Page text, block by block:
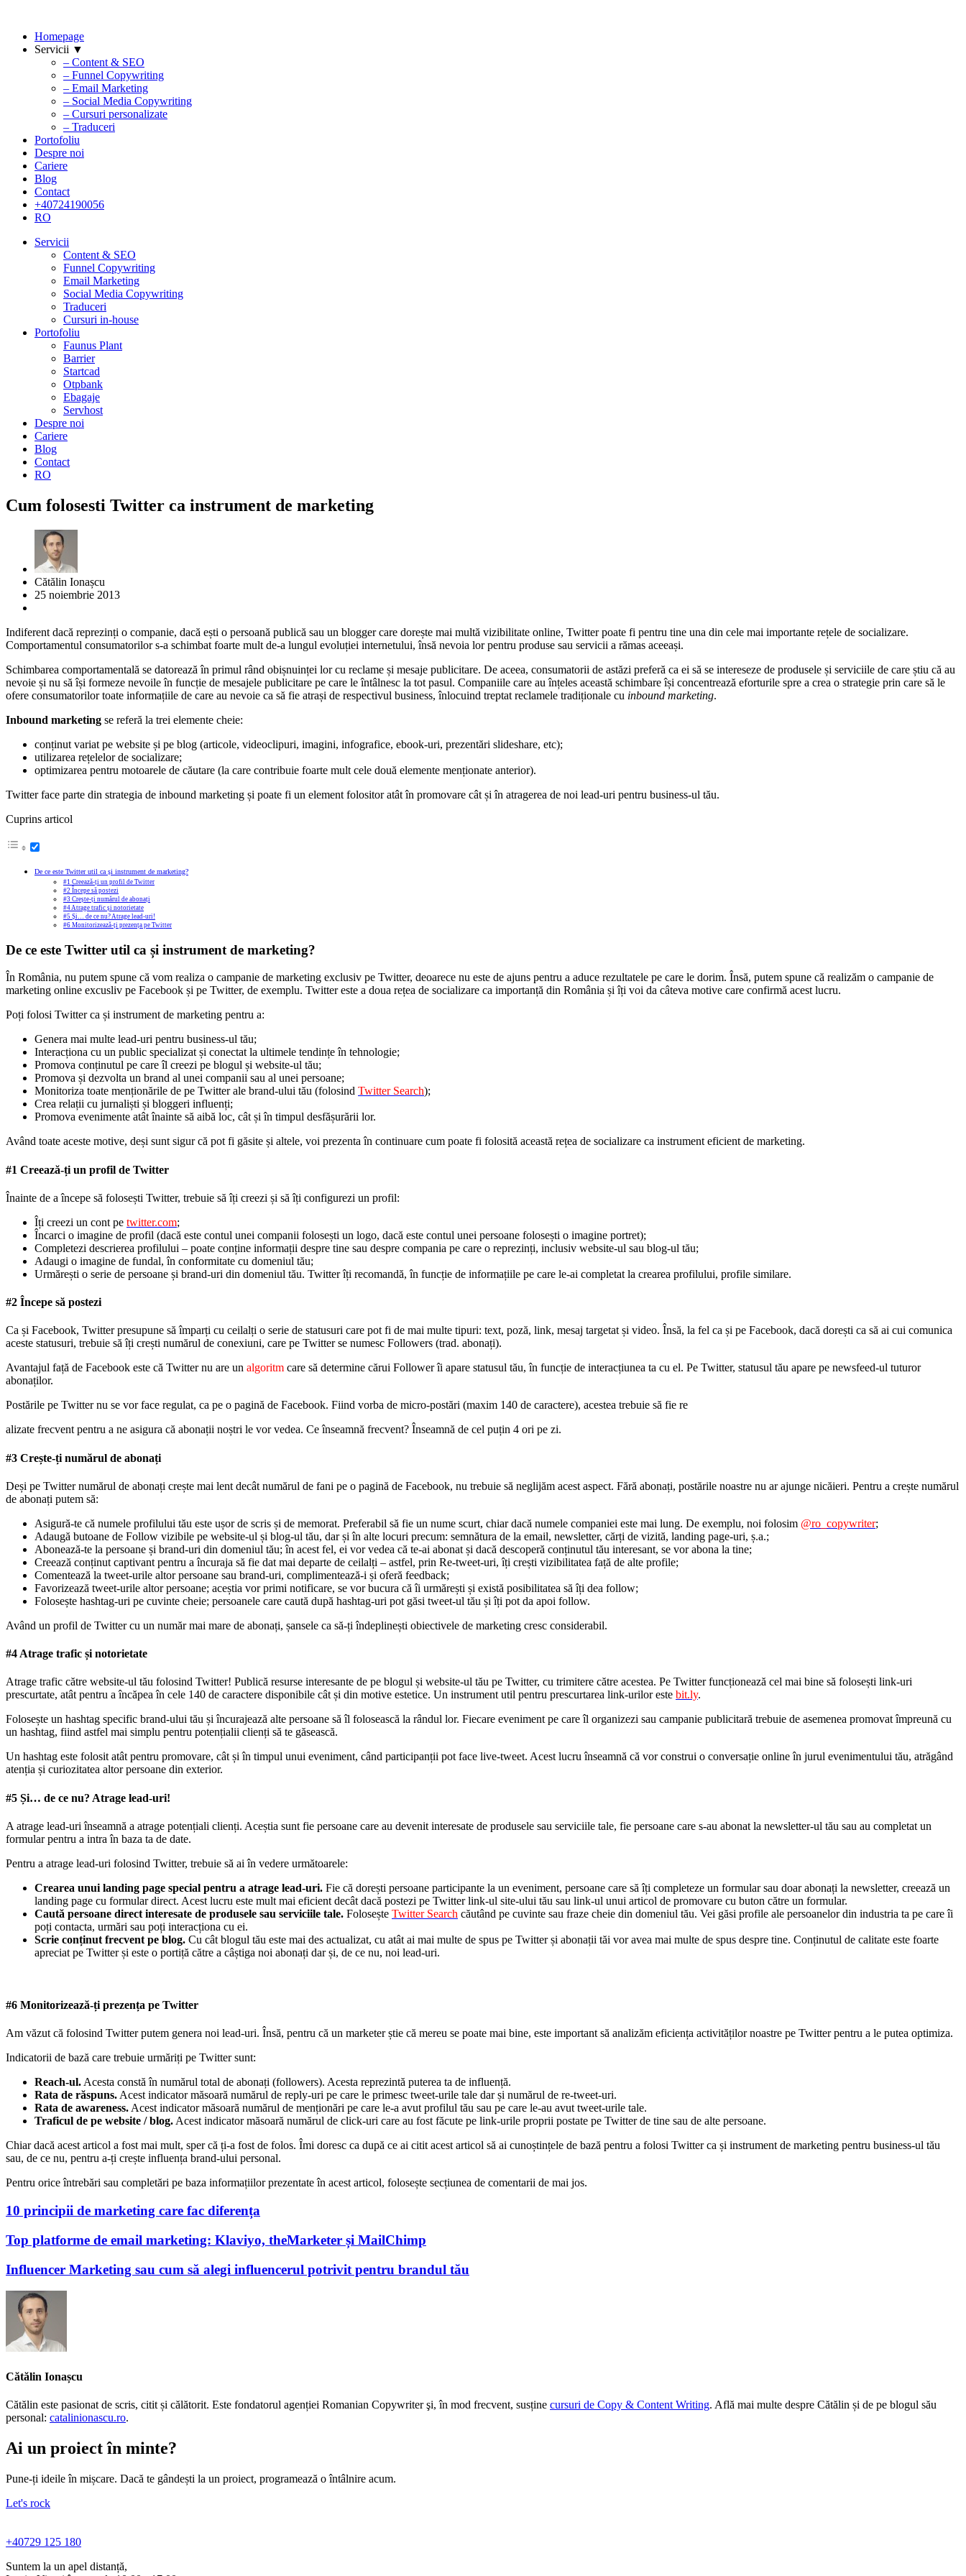
Homepage
Servicii ▼
– Content & SEO
– Funnel Copywriting
– Email Marketing
– Social Media Copywriting
– Cursuri personalizate
– Traduceri
Portofoliu
Despre noi
Cariere
Blog
Contact
+40724190056
RO
Servicii
Content & SEO
Funnel Copywriting
Email Marketing
Social Media Copywriting
Traduceri
Cursuri in-house
Portofoliu
Faunus Plant
Barrier
Startcad
Otpbank
Ebagaje
Servhost
Despre noi
Cariere
Blog
Contact
RO
Cum folosesti Twitter ca instrument de marketing
Cătălin Ionașcu
25 noiembrie 2013
Indiferent dacă reprezinți o companie, dacă ești o persoană publică sau un blogger care dorește mai multă vizibilitate online, Twitter poate fi pentru tine una din cele mai importante rețele de socializare.
Comportamentul consumatorilor s-a schimbat foarte mult de-a lungul evoluției internetului, însă nevoia lor pentru produse sau servicii a rămas aceeași.
Schimbarea comportamentală se datorează în primul rând obișnuinței lor cu reclame și mesaje publicitare. De aceea, consumatorii de astăzi preferă ca ei să se intereseze de produsele și serviciile de care știu că au
nevoie și nu să își formeze nevoile în funcție de mesajele publicitare pe care le întâlnesc la tot pasul. Companiile care au înțeles această schimbare își concentrează eforturile spre a crea o strategie prin care să le
ofere consumatorilor toate informațiile de care au nevoie ca să fie atrași de respectivul business, înlocuind treptat reclamele tradiționale cu inbound marketing.
Inbound marketing se referă la trei elemente cheie:
conținut variat pe website și pe blog (articole, videoclipuri, imagini, infografice, ebook-uri, prezentări slideshare, etc);
utilizarea rețelelor de socializare;
optimizarea pentru motoarele de căutare (la care contribuie foarte mult cele două elemente menționate anterior).
Twitter face parte din strategia de inbound marketing și poate fi un element folositor atât în promovare cât și în atragerea de noi lead-uri pentru business-ul tău.
Cuprins articol
De ce este Twitter util ca și instrument de marketing?
#1 Creează-ți un profil de Twitter
#2 Începe să postezi
#3 Crește-ți numărul de abonați
#4 Atrage trafic și notorietate
#5 Și… de ce nu? Atrage lead-uri!
#6 Monitorizează-ți prezența pe Twitter
De ce este Twitter util ca și instrument de marketing?
În România, nu putem spune că vom realiza o campanie de marketing exclusiv pe Twitter, deoarece nu este de ajuns pentru a aduce rezultatele pe care le dorim. Însă, putem spune că realizăm o campanie de
marketing online excusliv pe Facebook și pe Twitter, de exemplu. Twitter este a doua rețea de socializare ca importanță din România și îți voi da câteva motive care confirmă acest lucru.
Poți folosi Twitter ca și instrument de marketing pentru a:
Genera mai multe lead-uri pentru business-ul tău;
Interacționa cu un public specializat și conectat la ultimele tendințe în tehnologie;
Promova conținutul pe care îl creezi pe blogul și website-ul tău;
Promova și dezvolta un brand al unei companii sau al unei persoane;
Monitoriza toate menționările de pe Twitter ale brand-ului tău (folosind Twitter Search);
Crea relații cu jurnaliști și bloggeri influenți;
Promova evenimente atât înainte să aibă loc, cât și în timpul desfășurării lor.
Având toate aceste motive, deși sunt sigur că pot fi găsite și altele, voi prezenta în continuare cum poate fi folosită această rețea de socializare ca instrument eficient de marketing.
#1 Creează-ți un profil de Twitter
Înainte de a începe să folosești Twitter, trebuie să îți creezi și să îți configurezi un profil:
Îți creezi un cont pe twitter.com;
Încarci o imagine de profil (dacă este contul unei companii folosești un logo, dacă este contul unei persoane folosești o imagine portret);
Completezi descrierea profilului – poate conține informații despre tine sau despre compania pe care o reprezinți, inclusiv website-ul sau blog-ul tău;
Adaugi o imagine de fundal, în conformitate cu domeniul tău;
Urmărești o serie de persoane și brand-uri din domeniul tău. Twitter îți recomandă, în funcție de informațiile pe care le-ai completat la crearea profilului, profile similare.
#2 Începe să postezi
Ca și Facebook, Twitter presupune să împarți cu ceilalți o serie de statusuri care pot fi de mai multe tipuri: text, poză, link, mesaj targetat și video. Însă, la fel ca și pe Facebook, dacă dorești ca să ai cui comunica
aceste statusuri, trebuie să îți crești numărul de conexiuni, care pe Twitter se numesc Followers (trad. abonați).
Avantajul față de Facebook este că Twitter nu are un algoritm care să determine cărui Follower îi apare statusul tău, în funcție de interacțiunea ta cu el. Pe Twitter, statusul tău apare pe newsfeed-ul tuturor
abonaților.
Postările pe Twitter nu se vor face regulat, ca pe o pagină de Facebook. Fiind vorba de micro-postări (maxim 140 de caractere), acestea trebuie să fie re
alizate frecvent pentru a ne asigura că abonații noștri le vor vedea. Ce înseamnă frecvent? Înseamnă de cel puțin 4 ori pe zi.
#3 Crește-ți numărul de abonați
Deși pe Twitter numărul de abonați crește mai lent decât numărul de fani pe o pagină de Facebook, nu trebuie să neglijăm acest aspect. Fără abonați, postările noastre nu ar ajunge nicăieri. Pentru a crește numărul
de abonați putem să:
Asigură-te că numele profilului tău este ușor de scris și de memorat. Preferabil să fie un nume scurt, chiar dacă numele companiei este mai lung. De exemplu, noi folosim @ro_copywriter;
Adaugă butoane de Follow vizibile pe website-ul și blog-ul tău, dar și în alte locuri precum: semnătura de la email, newsletter, cărți de vizită, landing page-uri, ș.a.;
Abonează-te la persoane și brand-uri din domeniul tău; în acest fel, ei vor vedea că te-ai abonat și dacă descoperă conținutul tău interesant, se vor abona la tine;
Creează conținut captivant pentru a încuraja să fie dat mai departe de ceilalți – astfel, prin Re-tweet-uri, îți crești vizibilitatea față de alte profile;
Comentează la tweet-urile altor persoane sau brand-uri, complimentează-i și oferă feedback;
Favorizează tweet-urile altor persoane; aceștia vor primi notificare, se vor bucura că îi urmărești și există posibilitatea să îți dea follow;
Folosește hashtag-uri pe cuvinte cheie; persoanele care caută după hashtag-uri pot găsi tweet-ul tău și îți pot da apoi follow.
Având un profil de Twitter cu un număr mai mare de abonați, șansele ca să-ți îndeplinești obiectivele de marketing cresc considerabil.
#4 Atrage trafic și notorietate
Atrage trafic către website-ul tău folosind Twitter! Publică resurse interesante de pe blogul și website-ul tău pe Twitter, cu trimitere către acestea. Pe Twitter funcționează cel mai bine să folosești link-uri
prescurtate, atât pentru a încăpea în cele 140 de caractere disponibile cât și din motive estetice. Un instrument util pentru prescurtarea link-urilor este bit.ly.
Folosește un hashtag specific brand-ului tău și încurajează alte persoane să îl folosească la rândul lor. Fiecare eveniment pe care îl organizezi sau campanie publicitară trebuie de asemenea promovat împreună cu
un hashtag, fiind astfel mai simplu pentru potențialii clienți să te găsească.
Un hashtag este folosit atât pentru promovare, cât și în timpul unui eveniment, când participanții pot face live-tweet. Acest lucru înseamnă că vor construi o conversație online în jurul evenimentului tău, atrăgând
atenția și curiozitatea altor persoane din exterior.
#5 Și… de ce nu? Atrage lead-uri!
A atrage lead-uri înseamnă a atrage potențiali clienți. Aceștia sunt fie persoane care au devenit interesate de produsele sau serviciile tale, fie persoane care s-au abonat la newsletter-ul tău sau au completat un
formular pentru a intra în baza ta de date.
Pentru a atrage lead-uri folosind Twitter, trebuie să ai în vedere următoarele:
Crearea unui landing page special pentru a atrage lead-uri. Fie că dorești persoane participante la un eveniment, persoane care să îți completeze un formular sau doar abonați la newsletter, creează un
landing page cu formular direct. Acest lucru este mult mai eficient decât dacă postezi pe Twitter link-ul site-ului tău sau link-ul unui articol de promovare cu buton către un formular.
Caută persoane direct interesate de produsele sau serviciile tale. Folosește Twitter Search căutând pe cuvinte sau fraze cheie din domeniul tău. Vei găsi profile ale persoanelor din industria ta pe care îi
poți contacta, urmări sau poți interacționa cu ei.
Scrie conținut frecvent pe blog. Cu cât blogul tău este mai des actualizat, cu atât ai mai multe de spus pe Twitter și abonații tăi vor avea mai multe de spus despre tine. Conținutul de calitate este foarte
apreciat pe Twitter și este o portiță către a câștiga noi abonați dar și, de ce nu, noi lead-uri.
#6 Monitorizează-ți prezența pe Twitter
Am văzut că folosind Twitter putem genera noi lead-uri. Însă, pentru că un marketer știe că mereu se poate mai bine, este important să analizăm eficiența activităților noastre pe Twitter pentru a le putea optimiza.
Indicatorii de bază care trebuie urmăriți pe Twitter sunt:
Reach-ul.Acesta constă în numărul total de abonați (followers). Acesta reprezintă puterea ta de influență.
Rata de răspuns.Acest indicator măsoară numărul de reply-uri pe care le primesc tweet-urile tale dar și numărul de re-tweet-uri.
Rata de awareness.Acest indicator măsoară numărul de menționări pe care le-a avut profilul tău sau pe care le-au avut tweet-urile tale.
Traficul de pe website / blog.Acest indicator măsoară numărul de click-uri care au fost făcute pe link-urile proprii postate pe Twitter de tine sau de alte persoane.
Chiar dacă acest articol a fost mai mult, sper că ți-a fost de folos. Îmi doresc ca după ce ai citit acest articol să ai cunoștințele de bază pentru a folosi Twitter ca și instrument de marketing pentru business-ul tău
sau, de ce nu, pentru a-ți crește influența brand-ului personal.
Pentru orice întrebări sau completări pe baza informațiilor prezentate în acest articol, folosește secțiunea de comentarii de mai jos.
10 principii de marketing care fac diferența
Top platforme de email marketing: Klaviyo, theMarketer și MailChimp
Influencer Marketing sau cum să alegi influencerul potrivit pentru brandul tău
Cătălin Ionașcu
Cătălin este pasionat de scris, citit și călătorit. Este fondatorul agenției Romanian Copywriter şi, în mod frecvent, susține cursuri de Copy & Content Writing. Află mai multe despre Cătălin și de pe blogul său
personal: catalinionascu.ro.
Ai un proiect în minte?
Pune-ți ideile în mișcare. Dacă te gândești la un proiect, programează o întâlnire acum.
Let's rock
+40729 125 180
Suntem la un apel distanță,